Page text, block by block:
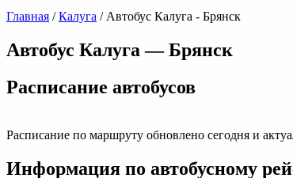
Главная /Калуга / Автобус Калуга - Брянск
Автобус Калуга — Брянск
Раcписание автобусов
Расписание по маршруту обновлено сегодня и
Информация по автобусному